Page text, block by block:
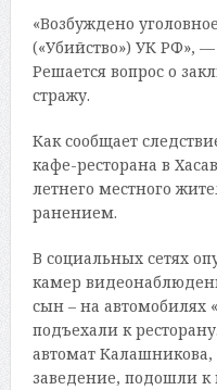
«Возбуждено
(«Убийство») УК РФ»,
Решается вопрос о
стражу.
Как сообщает
кафе-ресторана в
летнего местного
ранением.
В социальных сетях
камер
сын – на автомобилях
подъехали к
автомат
заведение, подошли к